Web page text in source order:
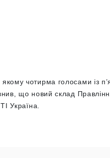
чотирма голосами із
що новий склад
Україна.